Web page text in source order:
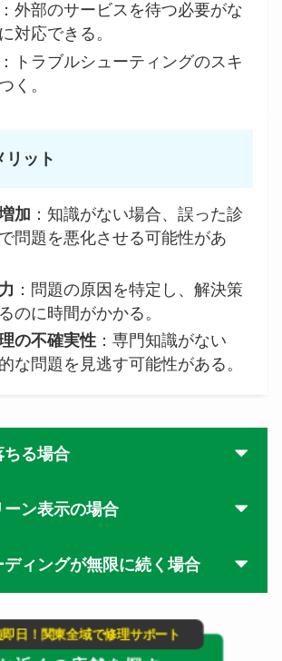
外部のサービスを待つ必要がな
対応できる。
：トラブルシューティングのスキ
く。
リット
加 ：知識がない場合、誤った診
問題を悪化させる可能性があ
：問題の原因を特定し、解決策
のに時間がかかる。
の不確実性 ：専門知識がない
な問題を見逃す可能性がある。
ちる場合
ン表示の場合
ィングが無限に続く場合
日！関東全域で修理サポート